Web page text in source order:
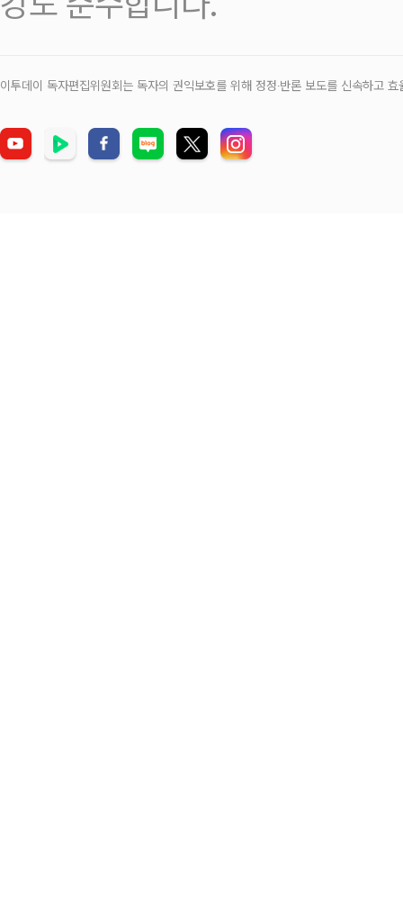
이투데이 독자편집위원회는 독자의 권익보호를 위해 정정‧반론 보도를 신속하고